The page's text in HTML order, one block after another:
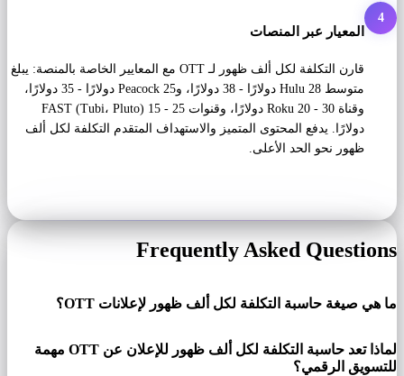
4
المعيار عبر المنصات
قارن التكلفة لكل ألف ظهور لـ OTT مع المعايير الخاصة بالمنصة: يبلغ
متوسط ​​Hulu 28 دولارًا - 38 دولارًا، وPeacock 25 دولارًا - 35 دولارًا،
وقناة Roku 20 - 30 دولارًا، وقنوات FAST (Tubi، Pluto) 15 - 25
دولارًا. يدفع المحتوى المتميز والاستهداف المتقدم التكلفة لكل ألف
ظهور نحو الحد الأعلى.
Frequently Asked Questions
ما هي صيغة حاسبة التكلفة لكل ألف ظهور لإعلانات OTT؟
لماذا تعد حاسبة التكلفة لكل ألف ظهور للإعلان عن OTT مهمة
للتسويق الرقمي؟